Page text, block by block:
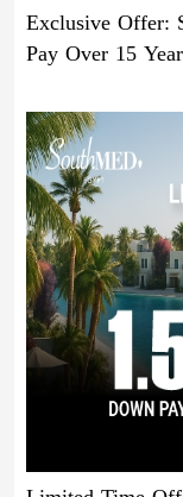
Exclusive Offer:
Pay Over 15